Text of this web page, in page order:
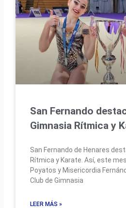
San Fernando
Gimnasia Rítmica y
San Fernando de Henares
Rítmica y Karate. Así, este
Poyatos y Misericordia
Club de Gimnasia
LEER MÁS »